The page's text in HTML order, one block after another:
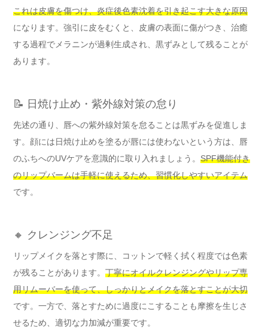
これは皮膚を傷つけ、炎症後色素沈着を引き起こす大きな原因
になります。強引に皮をむくと、皮膚の表面に傷がつき、治癒
する過程でメラニンが過剰生成され、黒ずみとして残ることが
あります。
📝 日焼け止め・紫外線対策の怠り
先述の通り、唇への紫外線対策を怠ることは黒ずみを促進しま
す。顔には日焼け止めを塗るが唇には使わないという方は、唇
のふちへのUVケアを意識的に取り入れましょう。 SPF機能付き
のリップバームは手軽に使えるため、習慣化しやすいアイテム
です。
🔸 クレンジング不足
リップメイクを落とす際に、コットンで軽く拭く程度では色素
が残ることがあります。 丁寧にオイルクレンジングやリップ専
用リムーバーを使って、しっかりとメイクを落とすことが大切
です。一方で、落とすために過度にこすることも摩擦を生じさ
せるため、適切な力加減が重要です。